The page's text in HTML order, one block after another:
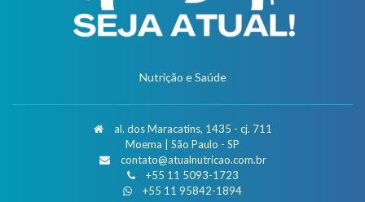
Nutrição e Saúde
al. dos Maracatins, 1435 - cj. 711
Moema | São Paulo - SP
contato@atualnutricao.com.br
+55 11 5093-1723
+55 11 95842-1894